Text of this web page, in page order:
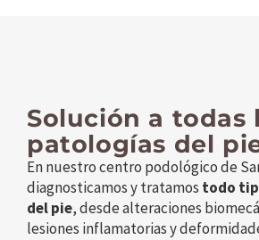
Solución a todas
patologías del
En nuestro centro podológico de
diagnosticamos y tratamos todo
del pie, desde alteraciones
lesiones inflamatorias y